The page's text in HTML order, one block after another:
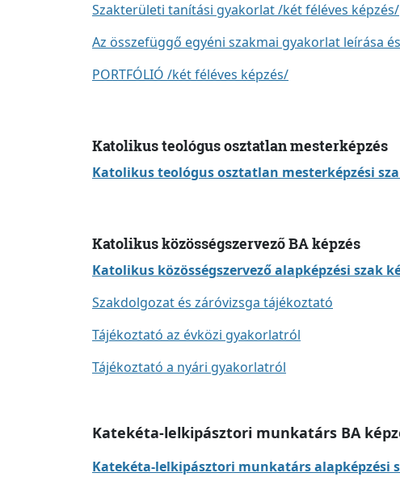
Szakterületi tanítási gyakorlat /két féléves képzés/
Az összefüggő egyéni szakmai gyakorlat leírása
PORTFÓLIÓ /két féléves képzés/
Katolikus teológus osztatlan mesterképzés
Katolikus teológus osztatlan mesterképzési
Katolikus közösségszervező BA képzés
Katolikus közösségszervező alapképzési szak
Szakdolgozat és záróvizsga tájékoztató
Tájékoztató az évközi gyakorlatról
Tájékoztató a nyári gyakorlatról
Katekéta-lelkipásztori munkatárs BA
Katekéta-lelkipásztori munkatárs alapképzési